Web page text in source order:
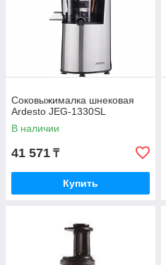
Соковыжималка шнековая
Ardesto JEG-1330SL
В наличии
41 571 ₸
Купить